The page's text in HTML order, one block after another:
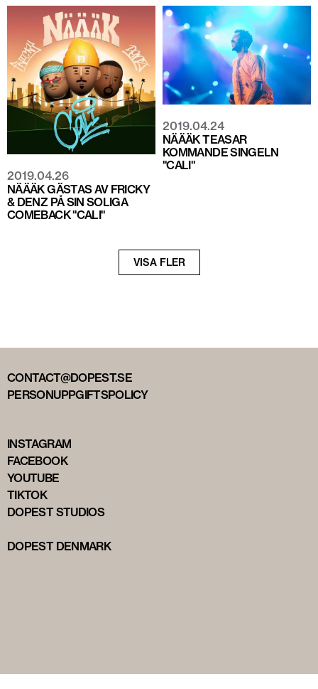
2019.04.26
NÄÄÄK GÄSTAS AV FRICKY
& DENZ PÅ SIN SOLIGA
COMEBACK "CALI"
2019.04.24
NÄÄÄK TEASAR
KOMMANDE SINGELN
"CALI"
VISA FLER
Nästa
sida
CONTACT@DOPEST.SE
PERSONUPPGIFTSPOLICY
INSTAGRAM
FACEBOOK
YOUTUBE
TIKTOK
DOPEST STUDIOS
DOPEST DENMARK